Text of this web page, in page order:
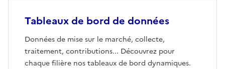
Tableaux de bord de données
Données de mise sur le marché, collecte,
traitement, contributions... Découvrez pour
chaque filière nos tableaux de bord dynamiques.